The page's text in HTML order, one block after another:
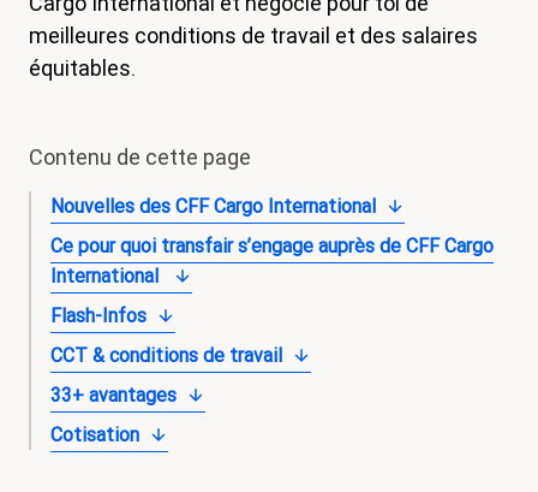
Nouvelles
magazine
Shop
Contact
Initiative congé familial
Mon apprentissage. Mes droits.
Devenir membre
meilleures conditions de travail et des salaires
équitables.
Contenu de cette page
Nouvelles des CFF Cargo International
Ce pour quoi transfair s’engage auprès de CFF Cargo
International
Flash-Infos
CCT & conditions de travail
33+ avantages
Cotisation